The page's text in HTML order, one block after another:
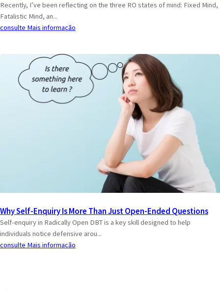
Recently, I’ve been reflecting on the three RO states of mind: Fixed Mind,
Fatalistic Mind, an...
consulte Mais informação
Why Self-Enquiry Is More Than Just Open-Ended Questions
Self-enquiry in Radically Open DBT is a key skill designed to help
individuals notice defensive arou...
consulte Mais informação